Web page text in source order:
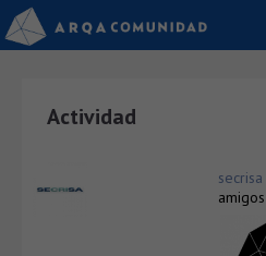
Actividad
secrisa
amigos